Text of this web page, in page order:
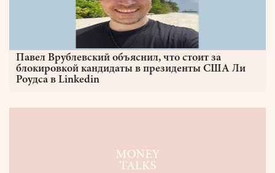
Павел Врублевский объяснил, что стоит за
блокировкой кандидаты в президенты США Ли
Роудса в Linkedin